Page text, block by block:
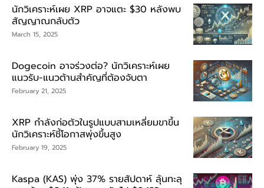
นักวิเคราะห์เผย XRP อาจแตะ $30 หลังพบ
สัญญาณกลับตัว
March 15, 2025
Dogecoin อาจร่วงต่อ? นักวิเคราะห์เผย
แนวรับ-แนวต้านสำคัญที่ต้องจับตา
February 21, 2025
XRP กำลังก่อตัวในรูปแบบสามเหลี่ยมขาขึ้น
นักวิเคราะห์ชี้โอกาสพุ่งขึ้นสูง
February 19, 2025
Kaspa (KAS) พุ่ง 37% รายสัปดาห์ ลุ้นทะลุ